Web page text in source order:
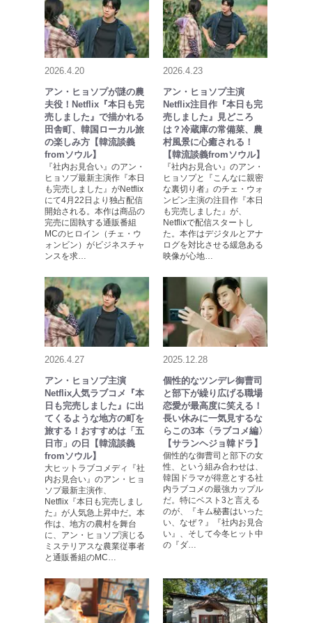
2026.4.20
アン・ヒョソプが謎の農
夫役！Netflix『本日も完
売しました』で描かれる
田舎町、韓国ローカル旅
の楽しみ方【韓流談義
fromソウル】
『社内お見合い』のアン・
ヒョソプ最新主演作『本日
も完売しました』がNetflix
にて4月22日より独占配信
開始される。本作は商品の
完売に固執する通販番組
МCのヒロイン（チェ・ウ
ォンビン）がビジネスチャ
ンスを求…
2026.4.23
アン・ヒョソプ主演
Netflix注目作『本日も完
売しました』見どころ
は？冷蔵庫の常備菜、農
村風景に心癒される！
【韓流談義fromソウル】
『社内お見合い』のアン・
ヒョソプと『こんなに親密
な裏切り者』のチェ・ウォ
ンビン主演の注目作『本日
も完売しました』が、
Netflixで配信スタートし
た。本作はデジタルとアナ
ログを対比させる緩急ある
映像が心地…
2026.4.27
アン・ヒョソプ主演
Netflix人気ラブコメ『本
日も完売しました』に出
てくるような地方の町を
旅する！おすすめは「五
日市」の日【韓流談義
fromソウル】
大ヒットラブコメディ『社
内お見合い』のアン・ヒョ
ソプ最新主演作、
Netflix『本日も完売しまし
た』が人気急上昇中だ。本
作は、地方の農村を舞台
に、アン・ヒョソプ演じる
ミステリアスな農業従事者
と通販番組のMC…
2025.12.28
個性的なツンデレ御曹司
と部下が繰り広げる職場
恋愛が最高度に笑える！
長い休みに一気見するな
らこの3本〈ラブコメ編〉
【サランヘジョ韓ドラ】
個性的な御曹司と部下の女
性、という組み合わせは、
韓国ドラマが得意とする社
内ラブコメの最強カップル
だ。特にベスト3と言える
のが、『キム秘書はいった
い、なぜ？』『社内お見合
い』、そして今冬ヒット中
の『ダ…